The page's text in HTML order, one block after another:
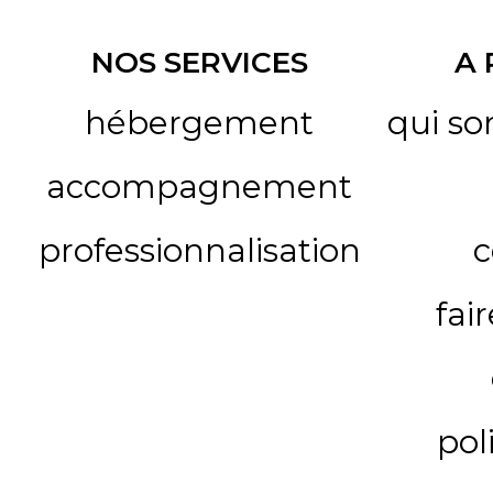
NOS SERVICES
hébergement
accompagnement
professionnalisation
A
qui